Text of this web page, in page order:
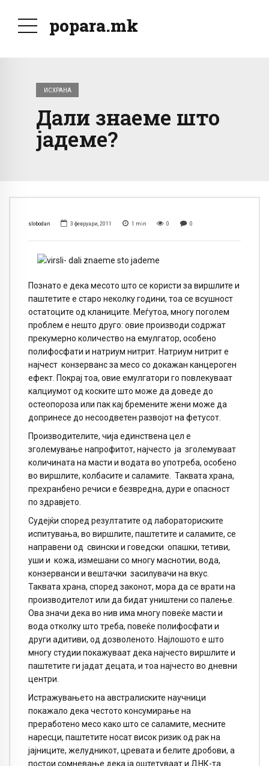
popara.mk
ИСХРАНА
Дали знаеме што
јадеме?
slobodan 3 февруари, 2011 1 min 0 0
Познато е дека месото што се користи за виршлите и
паштетите е старо неколку години, тоа се всушност
остатоците од кланиците. Меѓутоа, многу поголем
проблем е нешто друго: овие производи содржат
прекумерно количество на емулгатор, особено
полифосфати и натриум нитрит. Натриум нитрит е
најчест конзерванс за месо со докажан канцероген
ефект. Покрај тоа, овие емулгатори го повлекуваат
калциумот од коските што може да доведе до
остеопороза или пак кај бремените жени може да
допринесе до несоодветен развојот на фетусот.
Производителите, чија единствена цел е
зголемување напрофитот, најчесто ја зголемуваат
количината на масти и водата во употреба, особено
во виршлите, колбасите и саламите. Таквата храна,
прехранбено речиси е безвредна, дури е опасност
по здравјето.
Судејќи според резултатите од лабораториските
испитувања, во виршлите, паштетите и саламите, се
направени од свински и говедски опашки, тетиви,
уши и кожа, измешани со многу маснотии, вода,
конзерванси и вештачки засилувачи на вкус.
Таквата храна, според законот, мора да се врати на
производителот или да бидат уништени со палење.
Ова значи дека во нив има многу повеќе масти и
вода отколку што треба, повеќе полифосфати и
други адитиви, од дозволеното. Најлошото е што
многу студии покажуваат дека најчесто виршлите и
паштетите ги јадат децата, и тоа најчесто во дневни
центри.
Истражувањето на австралиските научници
покажало дека честото консумирање на
преработено месо како што се саламите, месните
наресци, паштетите носат висок ризик од рак на
јајниците, желудникот, цревата и белите дробови, а
постои сомневање дека ја оштетуваат и ДНК-та.